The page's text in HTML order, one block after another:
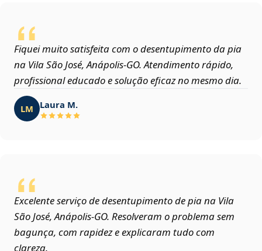
Fiquei muito satisfeita com o desentupimento da pia
na Vila São José, Anápolis‑GO. Atendimento rápido,
profissional educado e solução eficaz no mesmo dia.
LM Laura M.
Excelente serviço de desentupimento de pia na Vila
São José, Anápolis‑GO. Resolveram o problema sem
bagunça, com rapidez e explicaram tudo com
clareza.